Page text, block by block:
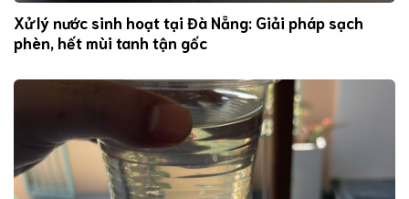
Xử lý nước sinh hoạt tại Đà Nẵng: Giải pháp sạch
phèn, hết mùi tanh tận gốc